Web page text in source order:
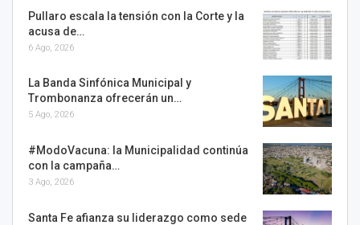
Pullaro escala la tensión con la Corte y la
acusa de…
6 Ago, 2026
La Banda Sinfónica Municipal y
Trombonanza ofrecerán un…
5 Ago, 2026
#ModoVacuna: la Municipalidad continúa
con la campaña…
3 Ago, 2026
Santa Fe afianza su liderazgo como sede